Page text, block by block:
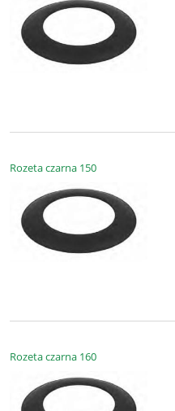
Rozeta czarna 150
Rozeta czarna 160